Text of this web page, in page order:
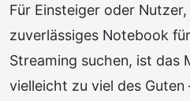
Für Einsteiger oder
zuverlässiges Notebook
Streaming suchen, ist das
vielleicht zu viel des Guten